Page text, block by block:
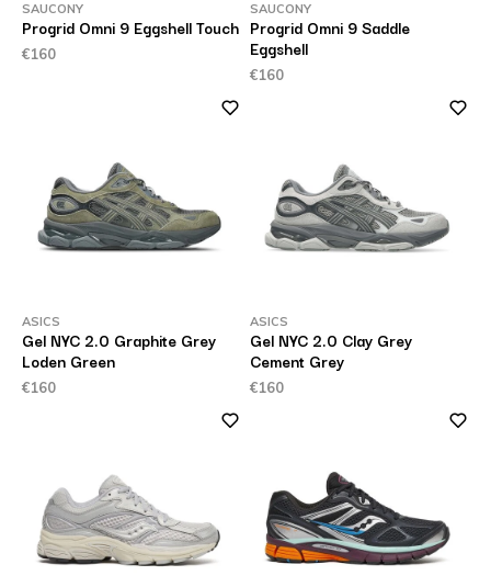
SAUCONY
Progrid Omni 9 Eggshell Touch
€160
SAUCONY
Progrid Omni 9 Saddle
Eggshell
€160
ASICS
Gel NYC 2.0 Graphite Grey
Loden Green
€160
ASICS
Gel NYC 2.0 Clay Grey
Cement Grey
€160